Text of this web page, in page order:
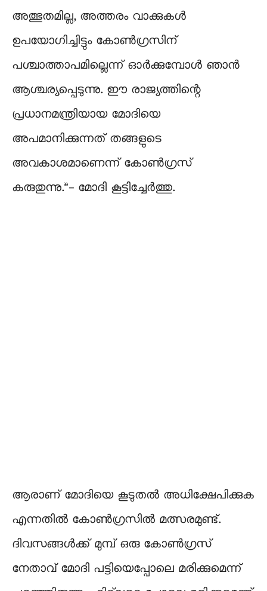
അത്ഭുതമില്ല, അത്തരം വാക്കുകൾ
ഉപയോഗിച്ചിട്ടും കോൺഗ്രസിന്
പശ്ചാത്താപമില്ലെന്ന് ഓർക്കുമ്പോൾ ഞാൻ
ആശ്ചര്യപ്പെടുന്നു. ഈ രാജ്യത്തിന്റെ
പ്രധാനമന്ത്രിയായ മോദിയെ
അപമാനിക്കുന്നത് തങ്ങളുടെ
അവകാശമാണെന്ന് കോൺഗ്രസ്
കരുതുന്നു.”- മോദി കൂട്ടിച്ചേർത്തു.
ആരാണ് മോദിയെ കൂടുതൽ അധിക്ഷേപിക്കുക
എന്നതിൽ കോൺഗ്രസിൽ മത്സരമുണ്ട്.
ദിവസങ്ങൾക്ക് മുമ്പ് ഒരു കോൺഗ്രസ്
നേതാവ് മോദി പട്ടിയെപ്പോലെ മരിക്കുമെന്ന്